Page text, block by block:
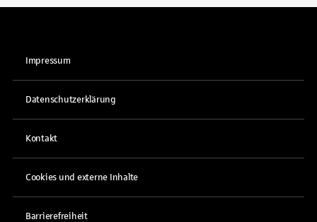
Impressum
Datenschutzerklärung
Kontakt
Cookies und externe Inhalte
Barrierefreiheit